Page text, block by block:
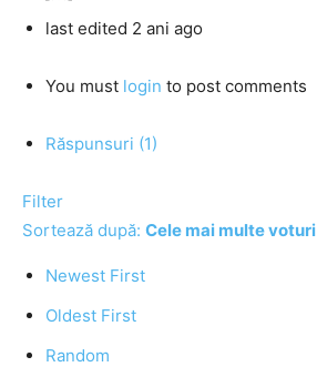
last edited 2 ani ago
You must login to post comments
Răspunsuri (1)
Filter
Sortează după: Cele mai multe voturi
Newest First
Oldest First
Random